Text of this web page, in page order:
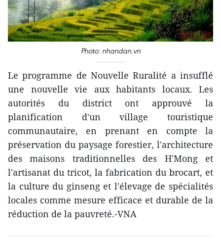
Photo: nhandan.vn
Le programme de Nouvelle Ruralité a insufflé
une nouvelle vie aux habitants locaux. Les
autorités du district ont approuvé la
planification d'un village touristique
communautaire, en prenant en compte la
préservation du paysage forestier, l'architecture
des maisons traditionnelles des H'Mong et
l'artisanat du tricot, la fabrication du brocart, et
la culture du ginseng et l'élevage de spécialités
locales comme mesure efficace et durable de la
réduction de la pauvreté.-VNA